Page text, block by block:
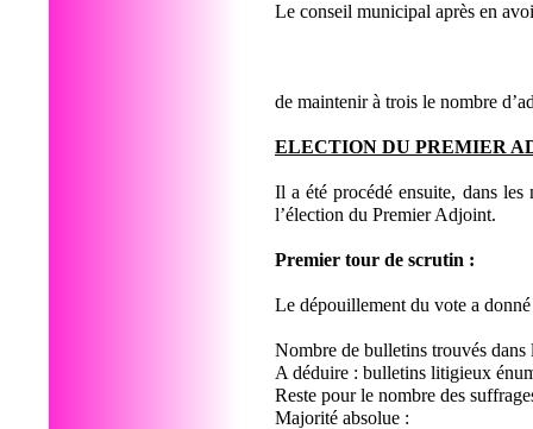
Le conseil municipal après en
de maintenir à trois le nombre
ELECTION DU PREMIER
Il a été procédé ensuite, dans
l’élection du Premier Adjoint.
Premier tour de scrutin :
Le dépouillement du vote a
Nombre de bulletins trouvés dans
A déduire : bulletins litigieux
Reste pour le nombre des
Majorité absolue :